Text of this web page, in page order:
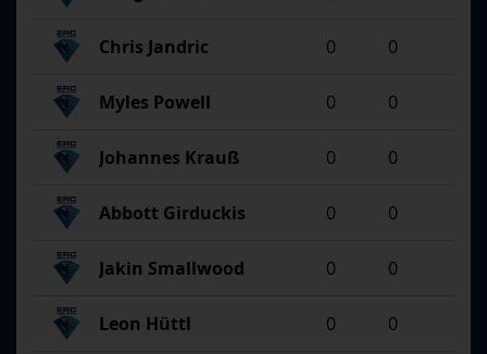
Chris Jandric 0 0
Myles Powell 0 0
Johannes Krauß 0 0
Abbott Girduckis 0 0
Jakin Smallwood 0 0
Leon Hüttl 0 0